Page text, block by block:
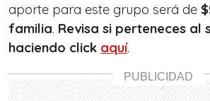
aporte para este grupo será de
familia. Revisa si perteneces al
haciendo click aquí.